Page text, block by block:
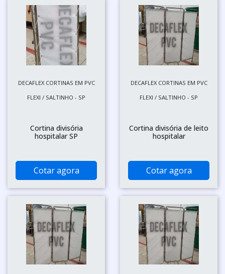
DECAFLEX CORTINAS EM PVC
FLEXI / SALTINHO - SP
Cortina divisória
hospitalar SP
Cotar agora
DECAFLEX CORTINAS EM PVC
FLEXI / SALTINHO - SP
Cortina divisória de leito
hospitalar
Cotar agora